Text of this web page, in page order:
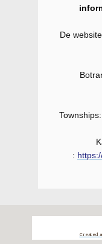
De
Townships:
:
Created